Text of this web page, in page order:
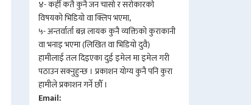
४- कहीँ कतै कुनै जन चासो र सरोकारको
विषयको भिडियो वा क्लिप भएमा,
५- अन्तर्वार्ता बन्न लायक कुनै व्यक्तिको कुराकानी
वा भनाइ भएमा (लिखित वा भिडियो दुवै)
हामीलाई तल दिइएका दुई इमेल मा इमेल गरी
पठाउन सक्नुहुन्छ । प्रकाशन योग्य कुनै पनि कुरा
हामीले प्रकाशन गर्ने छौँ ।
Email: